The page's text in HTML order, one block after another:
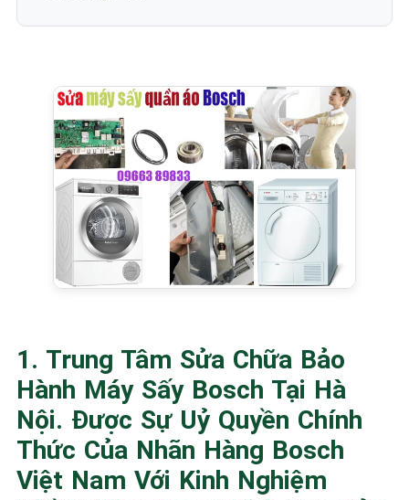
1. Trung Tâm Sửa Chữa Bảo
Hành Máy Sấy Bosch Tại Hà
Nội. Được Sự Uỷ Quyền Chính
Thức Của Nhãn Hàng Bosch
Việt Nam Với Kinh Nghiệm